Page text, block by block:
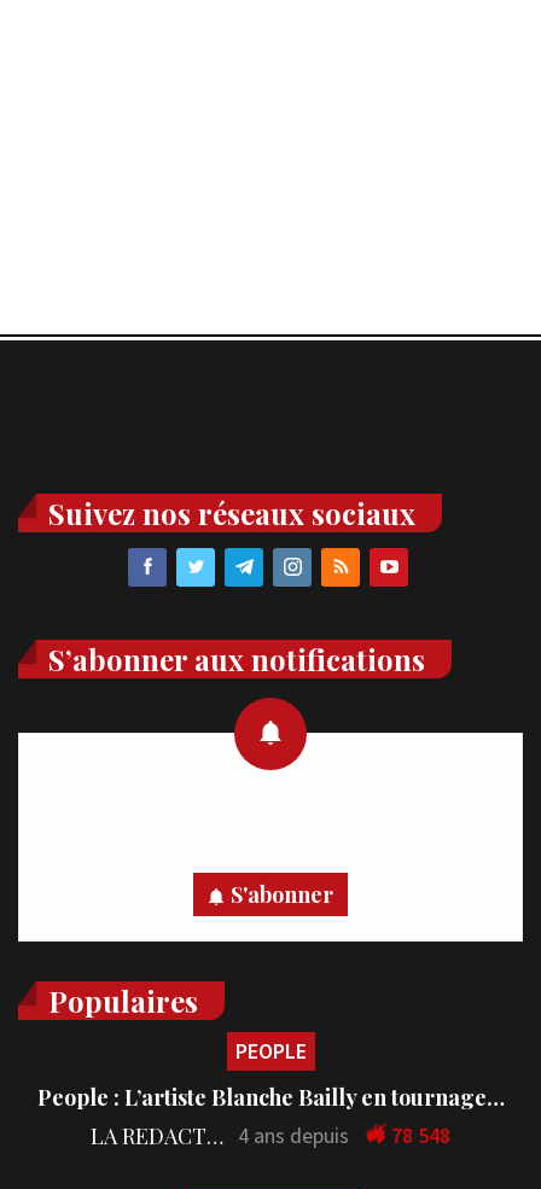
Suivez nos réseaux sociaux
S’abonner aux notifications
S'abonner
Populaires
PEOPLE
People : L’artiste Blanche Bailly en tournage…
LA REDACTION 4 ans depuis 78 548